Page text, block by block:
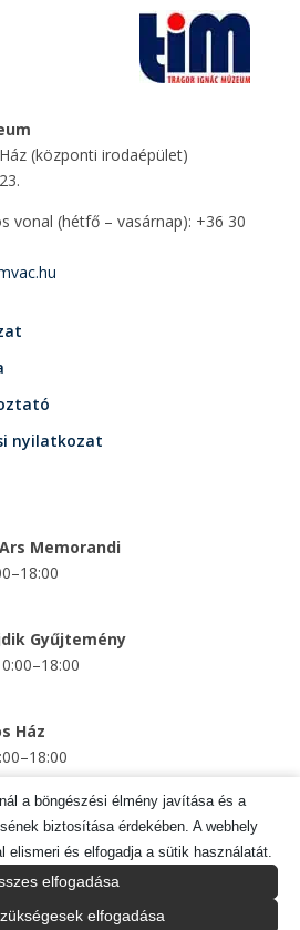
(központi irodaépület)
vonal (hétfő – vasárnap): +36 30
nyilatkozat
Memorandi
Gyűjtemény
Ház
a böngészési élmény javítása és a
biztosítása érdekében. A webhely
elismeri és elfogadja a sütik használatát.
elfogadása
elfogadása